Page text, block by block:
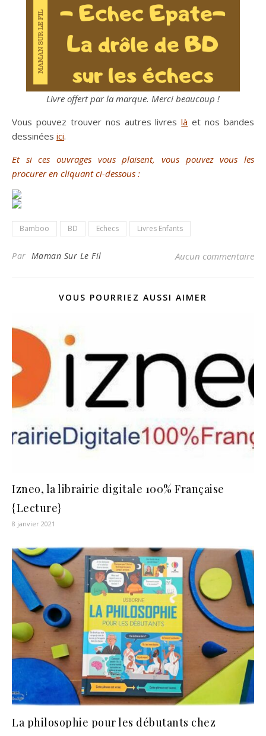
Livre offert par la marque. Merci beaucoup !
Vous pouvez trouver nos autres livreslà et nos bandes
dessinées ici.
Et si ces ouvrages vous plaisent, vous pouvez vous les
procurer en cliquant ci-dessous :
Bamboo BD Echecs Livres Enfants
Par Maman Sur Le Fil Aucun commentaire
VOUS POURRIEZ AUSSI AIMER
Izneo, la librairie digitale 100% Française
{Lecture}
8 janvier 2021
La philosophie pour les débutants chez